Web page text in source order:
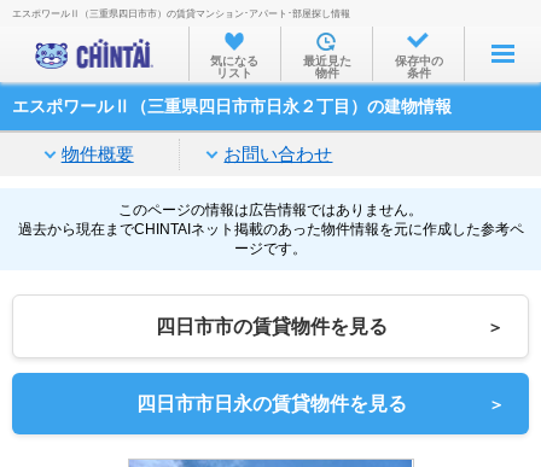
お部屋を探す
沿線・駅から
家賃相場から
通勤通学時間から
物件特集から
不動産会社から
TOP
エスポワールⅡ（三重県四日市市）の賃貸マンション･アパート･部屋探し情報
気になる
リスト
最近見た
物件
保存中の
条件
エスポワールⅡ（三重県四日市市日永２丁目）の建物情報
物件概要 お問い合わせ
このページの情報は広告情報ではありません。
過去から現在までCHINTAIネット掲載のあった物件情報を元に作成した参考ペ
ージです。
四日市市の賃貸物件を見る ＞
四日市市日永の賃貸物件を見る ＞